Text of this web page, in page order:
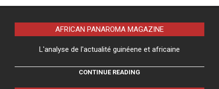
AFRICAN PANAROMA MAGAZINE
L'analyse de l'actualité guinéene et africaine
CONTINUE READING